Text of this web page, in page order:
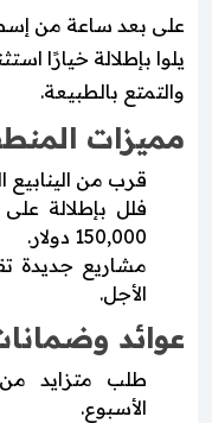
على بعد ساعة من
يلوا بإطلالة خيارًا
والتمتع بالطبيعة.
مميزات
قرب من الينابيع
فلل بإطلالة
150,000 دولار.
مشاريع جديدة
الأجل.
عوائد
طلب متزايد
الأسبوع.